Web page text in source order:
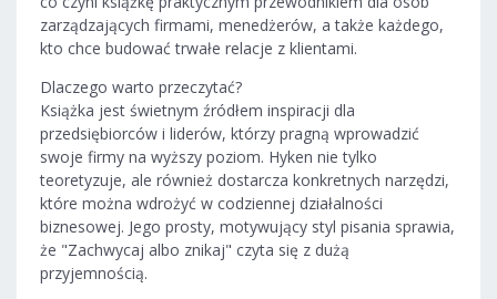
zarządzających firmami, menedżerów, a także każdego,
kto chce budować trwałe relacje z klientami.
Dlaczego warto przeczytać?
Książka jest świetnym źródłem inspiracji dla
przedsiębiorców i liderów, którzy pragną wprowadzić
swoje firmy na wyższy poziom. Hyken nie tylko
teoretyzuje, ale również dostarcza konkretnych narzędzi,
które można wdrożyć w codziennej działalności
biznesowej. Jego prosty, motywujący styl pisania sprawia,
że "Zachwycaj albo znikaj" czyta się z dużą
przyjemnością.